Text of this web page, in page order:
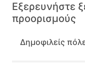
Εξερευνήστε
προορισμούς
Δημοφιλείς